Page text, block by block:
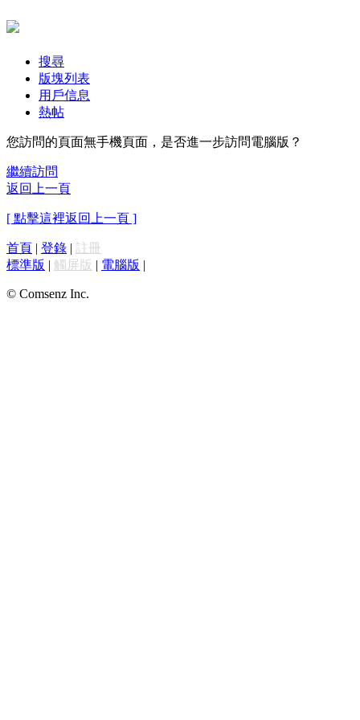
搜尋
版塊列表
用戶信息
熱帖
您訪問的頁面無手機頁面，是否進一步訪問電腦版？
繼續訪問
返回上一頁
[ 點擊這裡返回上一頁 ]
首頁 | 登錄 | 註冊
標準版 | 觸屏版 | 電腦版 |
© Comsenz Inc.